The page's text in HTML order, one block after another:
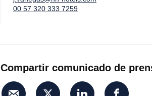
00 57 320 333 7259
Compartir comunicado de